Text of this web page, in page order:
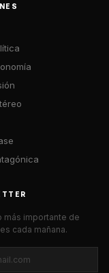
más importante de
cada mañana.